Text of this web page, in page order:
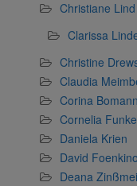
Christiane Lind
Clarissa
Christine
Claudia
Corina Bomann
Cornelia Funke
Daniela Krien
David
Deana